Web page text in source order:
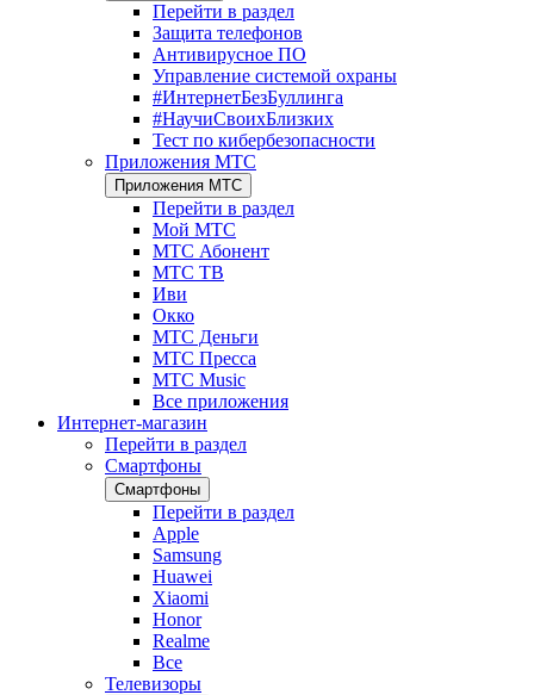
Перейти в раздел
Защита телефонов
Антивирусное ПО
Управление системой охраны
#ИнтернетБезБуллинга
#НаучиСвоихБлизких
Тест по кибербезопасности
Приложения МТС
Приложения МТС
Перейти в раздел
Мой МТС
МТС Абонент
МТС ТВ
Иви
Окко
МТС Деньги
МТС Пресса
МТС Music
Все приложения
Интернет-магазин
Перейти в раздел
Смартфоны
Смартфоны
Перейти в раздел
Apple
Samsung
Huawei
Xiaomi
Honor
Realme
Все
Телевизоры